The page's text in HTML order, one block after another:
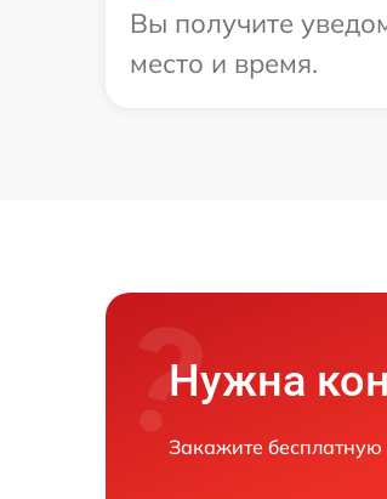
Вы получите
место и время.
Нужна
Закажите